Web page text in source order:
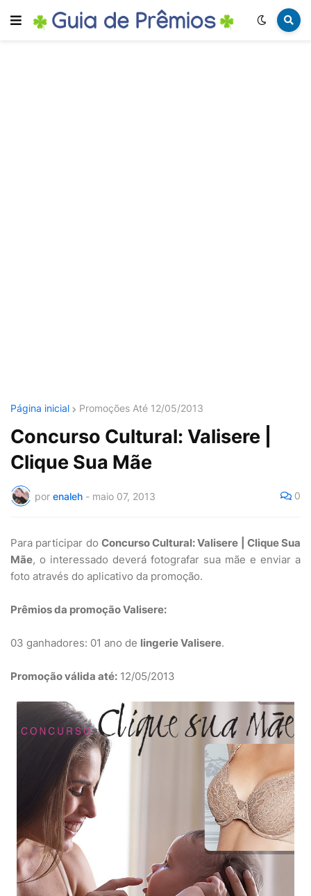
Página inicial Promoções Até 12/05/2013
Concurso Cultural: Valisere |
Clique Sua Mãe
por enaleh - maio 07, 2013 0
Para participar do Concurso Cultural: Valisere | Clique Sua
Mãe, o interessado deverá fotografar sua mãe e enviar a
foto através do aplicativo da promoção.
Prêmios da promoção Valisere:
03 ganhadores: 01 ano de lingerie Valisere.
Promoção válida até: 12/05/2013